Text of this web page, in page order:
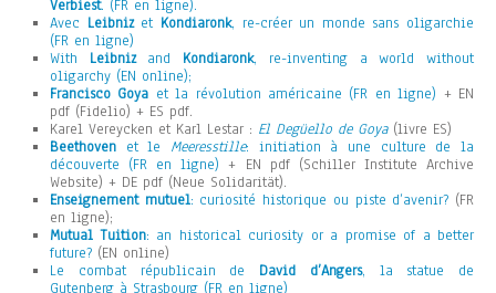
Verbiest. (FR en ligne).
Avec Leibnizet Kondiaronk, re-créer un monde sans oligarchie
(FR en ligne)
With Leibnizand Kondiaronk, re-inventing a world without
oligarchy (EN online);
Francisco Goya et la révolution américaine (FR en ligne) + EN
pdf (Fidelio) + ES pdf.
Karel Vereycken et Karl Lestar : El Degüello de Goya(livre ES)
Beethoven et le Meeresstille: initiation à une culture de la
découverte (FR en ligne) + EN pdf (Schiller Institute Archive
Website) + DE pdf (Neue Solidarität).
Enseignement mutuel: curiosité historique ou piste d’avenir? (FR
en ligne);
Mutual Tuition: an historical curiosity or a promise of a better
future? (EN online)
Le combat républicain de David d’Angers, la statue de